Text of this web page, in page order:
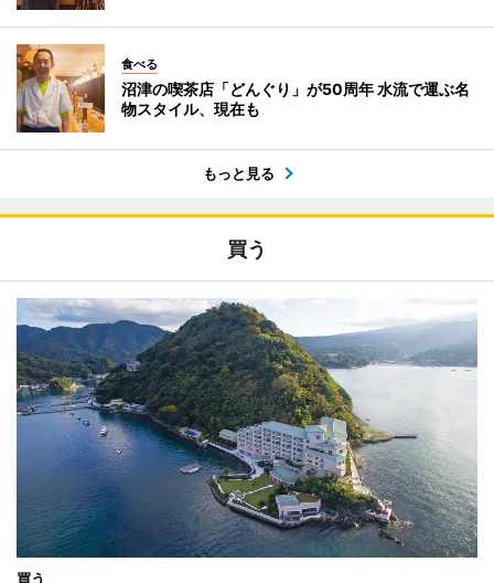
食べる
沼津の喫茶店「どんぐり」が50周年 水流で運ぶ名
物スタイル、現在も
もっと見る
買う
買う